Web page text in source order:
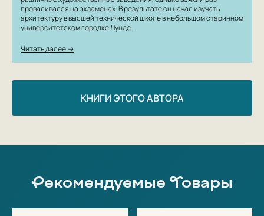
проваливался на экзаменах. В результате он начал изучать
архитектуру в высшей технической школе в небольшом старинном
университетском городке Лунде.…
Читать далее →
КНИГИ ЭТОГО АВТОРА
Рекомендуемые Товары